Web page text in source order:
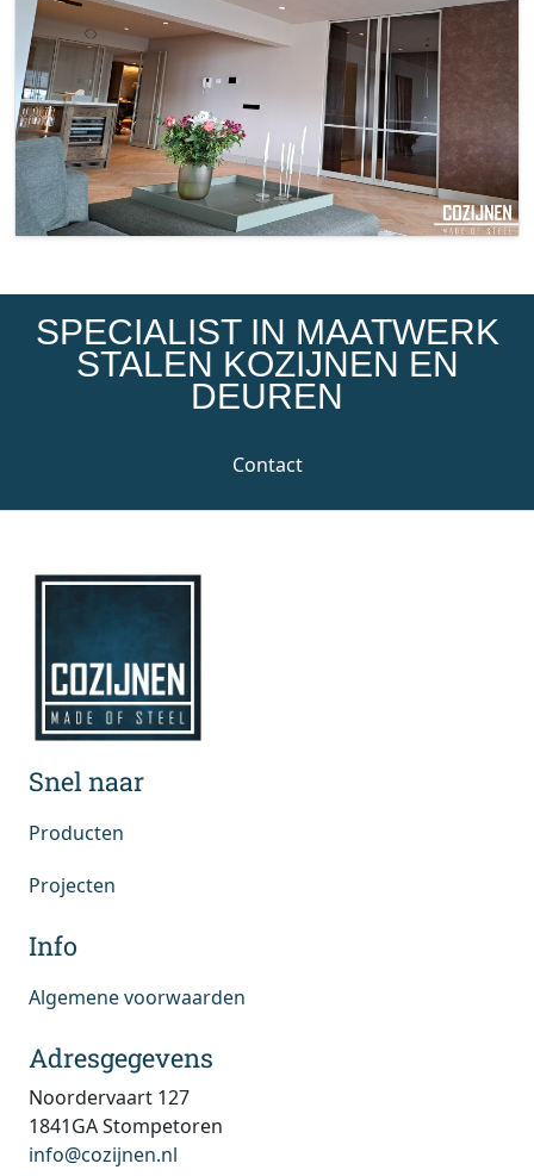
SPECIALIST IN MAATWERK
STALEN KOZIJNEN EN
DEUREN
Contact
Snel naar
Producten
Projecten
Info
Algemene voorwaarden
Adresgegevens
Noordervaart 127
1841GA Stompetoren
info@cozijnen.nl